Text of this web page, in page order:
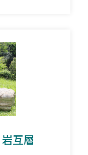
互層